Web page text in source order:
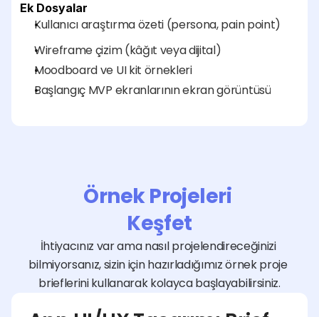
Ek Dosyalar
Kullanıcı araştırma özeti (persona, pain point)
Wireframe çizim (kâğıt veya dijital)
Moodboard ve UI kit örnekleri
Başlangıç MVP ekranlarının ekran görüntüsü
Örnek Projeleri
Keşfet
İhtiyacınız var ama nasıl projelendireceğinizi
bilmiyorsanız, sizin için hazırladığımız örnek proje
brieflerini kullanarak kolayca başlayabilirsiniz.